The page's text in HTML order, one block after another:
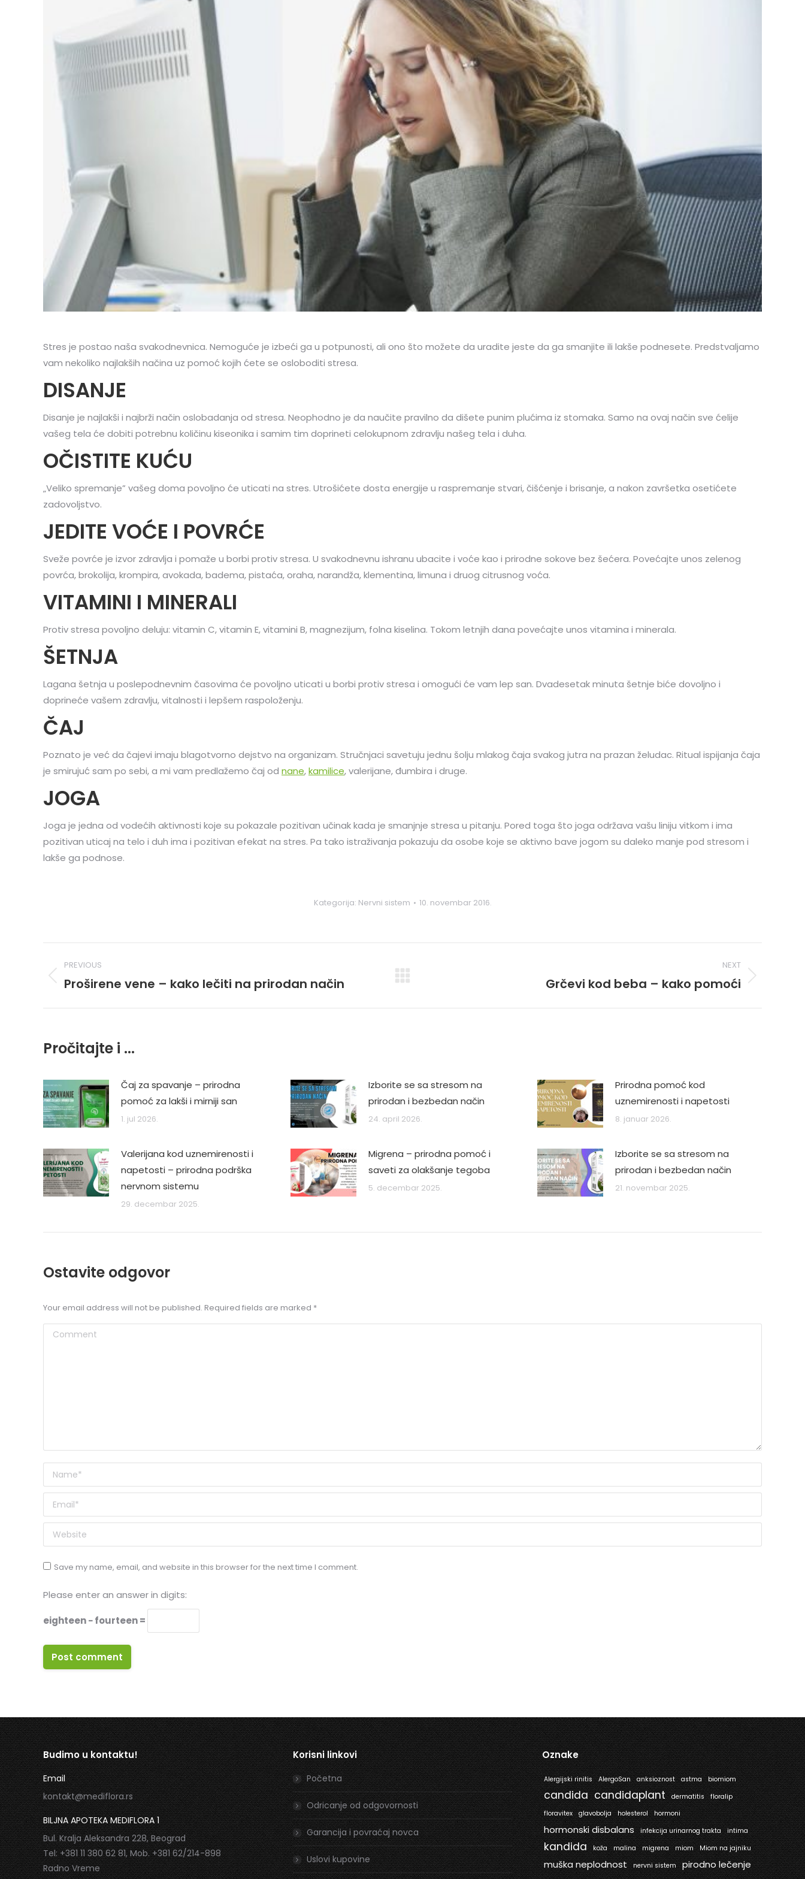
Stres je postao naša svakodnevnica. Nemoguće je izbeći ga u potpunosti, ali ono što možete da uradite jeste da ga smanjite ili lakše podnesete. Predstvaljamo
vam nekoliko najlakših načina uz pomoć kojih ćete se osloboditi stresa.
DISANJE
Disanje je najlakši i najbrži način oslobadanja od stresa. Neophodno je da naučite pravilno da dišete punim plućima iz stomaka. Samo na ovaj način sve ćelije
vašeg tela će dobiti potrebnu količinu kiseonika i samim tim doprineti celokupnom zdravlju našeg tela i duha.
OČISTITE KUĆU
„Veliko spremanje” vašeg doma povoljno će uticati na stres. Utrošićete dosta energije u raspremanje stvari, čišćenje i brisanje, a nakon završetka osetićete
zadovoljstvo.
JEDITE VOĆE I POVRĆE
Sveže povrće je izvor zdravlja i pomaže u borbi protiv stresa. U svakodnevnu ishranu ubacite i voće kao i prirodne sokove bez šećera. Povećajte unos zelenog
povrća, brokolija, krompira, avokada, badema, pistaća, oraha, narandža, klementina, limuna i druog citrusnog voća.
VITAMINI I MINERALI
Protiv stresa povoljno deluju: vitamin C, vitamin E, vitamini B, magnezijum, folna kiselina. Tokom letnjih dana povećajte unos vitamina i minerala.
ŠETNJA
Lagana šetnja u poslepodnevnim časovima će povoljno uticati u borbi protiv stresa i omogući će vam lep san. Dvadesetak minuta šetnje biće dovoljno i
doprineće vašem zdravlju, vitalnosti i lepšem raspoloženju.
ČAJ
Poznato je već da čajevi imaju blagotvorno dejstvo na organizam. Stručnjaci savetuju jednu šolju mlakog čaja svakog jutra na prazan želudac. Ritual ispijanja čaja
je smirujuć sam po sebi, a mi vam predlažemo čaj od nane,kamilice, valerijane, đumbira i druge.
JOGA
Joga je jedna od vodećih aktivnosti koje su pokazale pozitivan učinak kada je smanjnje stresa u pitanju. Pored toga što joga održava vašu liniju vitkom i ima
pozitivan uticaj na telo i duh ima i pozitivan efekat na stres. Pa tako istraživanja pokazuju da osobe koje se aktivno bave jogom su daleko manje pod stresom i
lakše ga podnose.
Kategorija: Nervni sistem 10. novembar 2016.
Post
navigation
PREVIOUS
Previous
Proširene vene – kako lečiti na prirodan način
NEXT
Grčevi kod beba – kako pomoći
Pročitajte i ...
Čaj za spavanje – prirodna
pomoć za lakši i mirniji san
1. jul 2026.
Izborite se sa stresom na
prirodan i bezbedan način
24. april 2026.
Prirodna pomoć kod
uznemirenosti i napetosti
8. januar 2026.
Valerijana kod uznemirenosti i
napetosti – prirodna podrška
nervnom sistemu
29. decembar 2025.
Migrena – prirodna pomoć i
saveti za olakšanje tegoba
5. decembar 2025.
Izborite se sa stresom na
prirodan i bezbedan način
21. novembar 2025.
Ostavite odgovor
Your email address will not be published. Required fields are marked *
Comment
Name *
Email *
Website
Save my name, email, and website in this browser for the next time I comment.
Please enter an answer in digits:
eighteen − fourteen =
Post comment
Budimo u kontaktu!
Email
kontakt@mediflora.rs
BILJNA APOTEKA MEDIFLORA 1
Bul. Kralja Aleksandra 228, Beograd
Tel: +381 11 380 62 81, Mob. +381 62/214-898
Radno Vreme
Korisni linkovi
Početna
Odricanje od odgovornosti
Garancija i povraćaj novca
Uslovi kupovine
Oznake
Alergijski rinitis AlergoSan anksioznost astma biomiom
candida candidaplant dermatitis
floralip
floravitex
glavobolja holesterol hormoni
hormonski disbalans infekcija urinarnog trakta intima
kandida koža malina migrena miom Miom na jajniku
muška neplodnost nervni sistem pirodno lečenje